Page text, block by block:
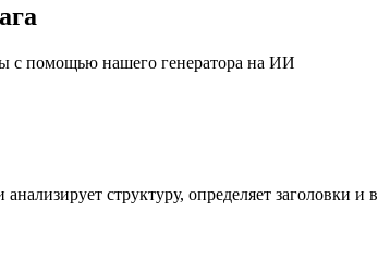
с помощью нашего генератора на ИИ
структуру, определяет заголовки и